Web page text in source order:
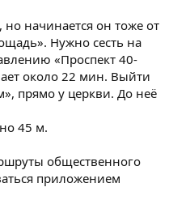
начинается он тоже от
Нужно сесть на
«Проспект 40-
около 22 мин. Выйти
прямо у церкви. До неё
45 м.
общественного
приложением